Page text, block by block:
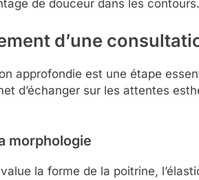
de douceur dans les contours.
d’une
approfondie est une étape
d’échanger sur les attentes
morphologie
la forme de la poitrine,